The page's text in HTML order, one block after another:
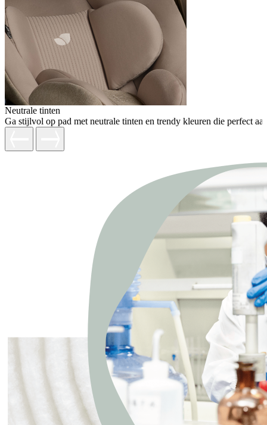
Neutrale tinten
Ga stijlvol op pad met neutrale tinten en trendy kleuren die perfect